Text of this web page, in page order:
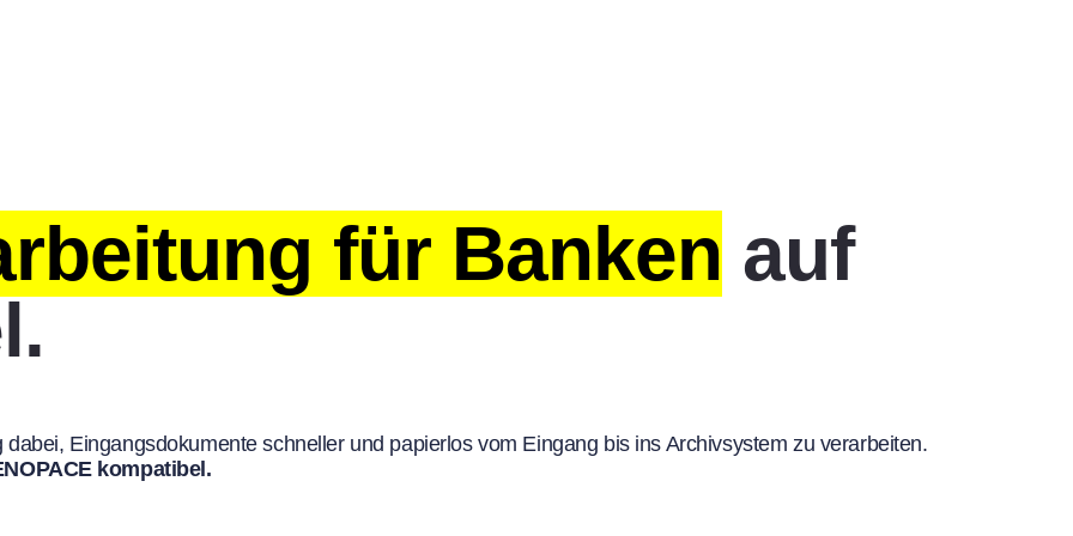
für Banken auf
dabei, Eingangsdokumente schneller und papierlos vom Eingang bis ins Archivsystem zu verarbeiten.
kompatibel.